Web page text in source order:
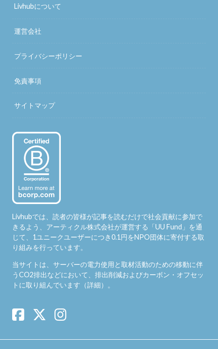
Livhubについて
運営会社
プライバシーポリシー
免責事項
サイトマップ
Livhubでは、読者の皆様が記事を読むだけで社会貢献に参加で
きるよう、アーティクル株式会社が運営する「UU Fund 」を通
じて、1ユニークユーザーにつき0.1円をNPO団体に寄付する取
り組みを行っています。
当サイトは、サーバーの電力使用と取材活動のための移動に伴
うCO2排出などにおいて、排出削減およびカーボン・オフセッ
トに取り組んでいます（詳細）。